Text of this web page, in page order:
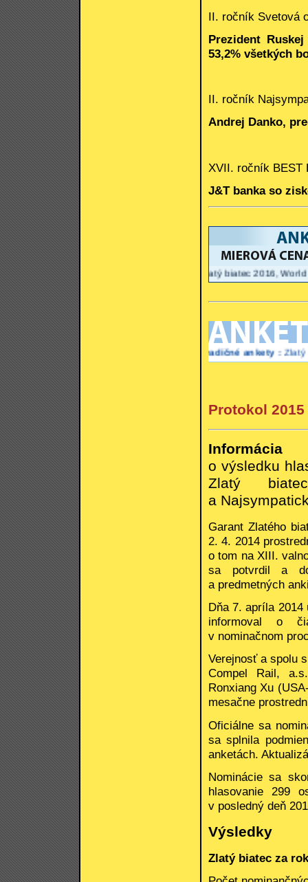
II. ročník Svetová
Prezident
53,2% všetkých
II. ročník
Andrej Danko,
XVII. ročník BEST
J&T banka so
Zlatý biatec 2016, World
Tradičné ankety :Zlatý biatec,
Protokol 2015
Informácia
o výsledku
Zlatý
a
Garant Zlatého
2. 4. 2014
o tom na XIII.
sa potvrdil a
a predmetných
Dňa 7. apríla
informoval o
v nominačnom
Verejnosť a spolu
Compel Rail,
Ronxiang Xu
mesačne
Oficiálne sa
sa splnila
anketách.
Nominácie sa
hlasovanie 299
v posledný deň
Výsledky
Zlatý biatec za